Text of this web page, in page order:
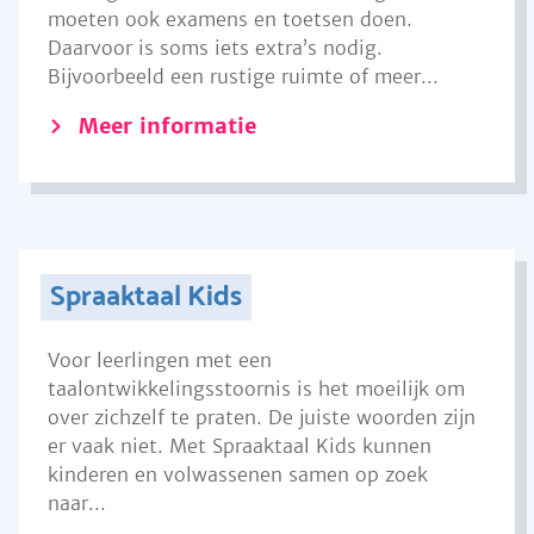
moeten ook examens en toetsen doen.
Daarvoor is soms iets extra’s nodig.
Bijvoorbeeld een rustige ruimte of meer...
Meer informatie
Spraaktaal Kids
Voor leerlingen met een
taalontwikkelingsstoornis is het moeilijk om
over zichzelf te praten. De juiste woorden zijn
er vaak niet. Met Spraaktaal Kids kunnen
kinderen en volwassenen samen op zoek
naar...